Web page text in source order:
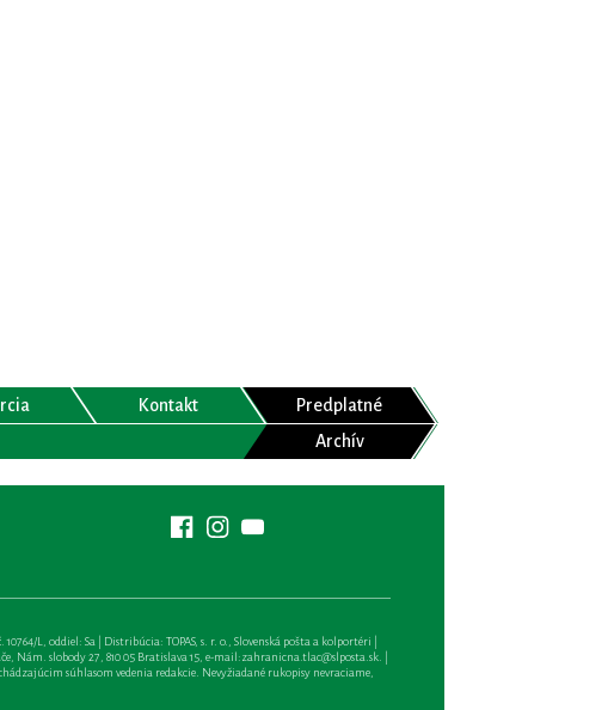
Kontakt
Predplatné
Archív
L, oddiel: Sa | Distribúcia: TOPAS, s. r. o., Slovenská pošta a kolportéri |
Nám. slobody 27, 810 05 Bratislava 15, e-mail:zahranicna.tlac@slposta.sk. |
súhlasom vedenia redakcie. Nevyžiadané rukopisy nevraciame,